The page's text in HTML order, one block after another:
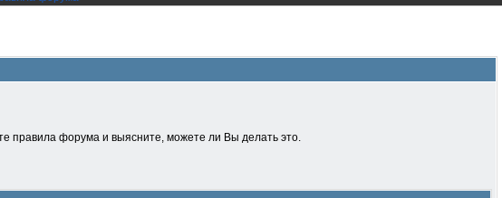
правила форума и выясните, можете ли Вы делать это.